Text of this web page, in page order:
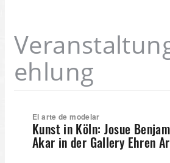
ehlung
El arte de modelar
Kunst in Köln: Josue
Akar in der Gallery Ehren